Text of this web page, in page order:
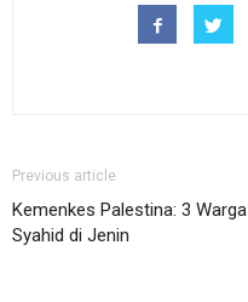
Previous article
Kemenkes Palestina: 3 Warga
Syahid di Jenin